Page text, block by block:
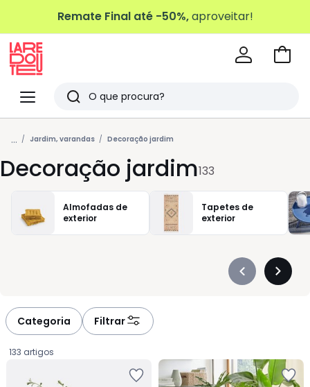
Remate Final até -50%,aproveitar!
Menu
Redoute
Pesquisar
Últimos
artigos
vistos
Ir
... Jardim, varandas Decoração jardim
Decoração jardim133
Almofadas de
exterior
Tapetes de
exterior
Précédent
Categoria Filtrar
133 artigos